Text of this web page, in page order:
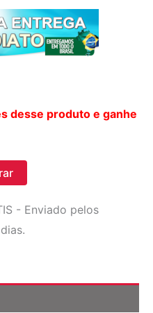
desse produto e ganhe
- Enviado pelos